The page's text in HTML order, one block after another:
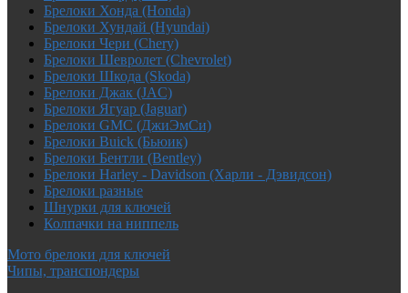
Брелоки Хонда (Honda)
Брелоки Хундай (Hyundai)
Брелоки Чери (Chery)
Брелоки Шевролет (Chevrolet)
Брелоки Шкода (Skoda)
Брелоки Джак (JAC)
Брелоки Ягуар (Jaguar)
Брелоки GMC (ДжиЭмСи)
Брелоки Buick (Бьюик)
Брелоки Бентли (Bentley)
Брелоки Harley - Davidson (Харли - Дэвидсон)
Брелоки разные
Шнурки для ключей
Колпачки на ниппель
Мото брелоки для ключей
Чипы, транспондеры